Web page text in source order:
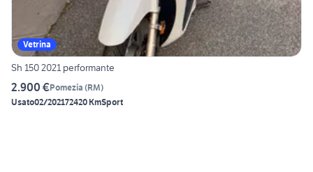
Vetrina
Sh 150 2021 performante
2.900 €Pomezia (RM)
Usato02/202172420 KmSport